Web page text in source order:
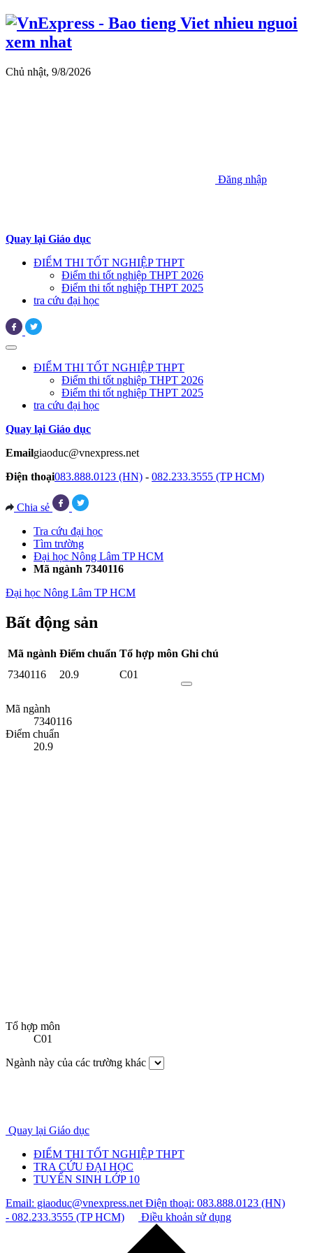
Chủ nhật, 9/8/2026
Đăng nhập
Quay lại Giáo dục
ĐIỂM THI TỐT NGHIỆP THPT
Điểm thi tốt nghiệp THPT 2026
Điểm thi tốt nghiệp THPT 2025
tra cứu đại học
ĐIỂM THI TỐT NGHIỆP THPT
Điểm thi tốt nghiệp THPT 2026
Điểm thi tốt nghiệp THPT 2025
tra cứu đại học
Quay lại Giáo dục
Emailgiaoduc@vnexpress.net
Điện thoại083.888.0123 (HN) - 082.233.3555 (TP HCM)
Chia sẻ
Tra cứu đại học
Tìm trường
Đại học Nông Lâm TP HCM
Mã ngành 7340116
Đại học Nông Lâm TP HCM
Bất động sản
Mã ngành Điểm chuẩn Tổ hợp môn Ghi chú
7340116
20.9 C01
Mã ngành
7340116
Điểm chuẩn
20.9
Tổ hợp môn
C01
Ngành này của các trường khác
Quay lại Giáo dục
ĐIỂM THI TỐT NGHIỆP THPT
TRA CỨU ĐẠI HỌC
TUYỂN SINH LỚP 10
Email: giaoduc@vnexpress.netĐiện thoại: 083.888.0123 (HN)
- 082.233.3555 (TP HCM)
Điều khoản sử dụng